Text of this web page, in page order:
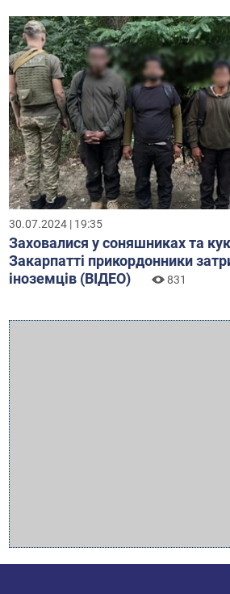
30.07.2024 | 19:35
Заховалися у соняшниках та
Закарпатті прикордонники
іноземців (ВІДЕО)
831